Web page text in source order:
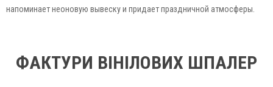
напоминает неоновую вывеску и придает праздничной атмосферы.
ФАКТУРИ ВІНІЛОВИХ ШПАЛЕР